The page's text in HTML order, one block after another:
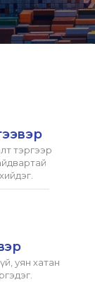
тэргээр
уян хатан